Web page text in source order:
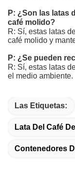
P: ¿Son las latas
café molido?
R: Sí, estas latas
café molido y
P: ¿Se pueden
R: Sí, estas latas
el medio ambiente.
Las Etiquetas:
Lata Del Café
Contenedores